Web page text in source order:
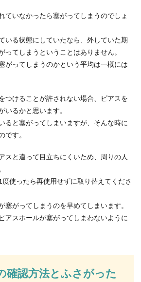
ていなかったら塞がってしまうのでしょ
いる状態にしていたなら、外していた期
ってしまうということはありません。
がってしまうのかという平均は一概には
つけることが許されない場合、ピアスを
いるかと思います。
ると塞がってしまいますが、そんな時に
です。
スと違って目立ちにくいため、周りの人
使ったら再使用せずに取り替えてくださ
塞がってしまうのを早めてしまいます。
アスホールが塞がってしまわないように
確認方法とふさがった